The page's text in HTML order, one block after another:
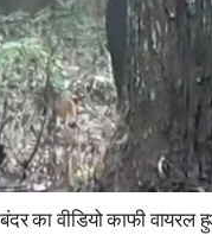
का वीडियो काफी